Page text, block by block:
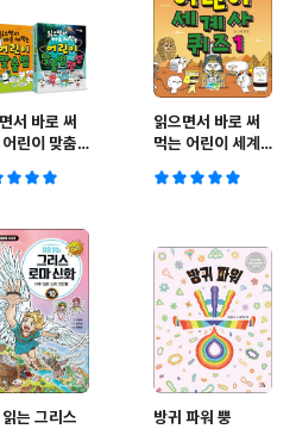
서 바로 써
린이 맞춤
읽으면서 바로 써
먹는 어린이 세계
는 그리스
방귀 파워 뿡